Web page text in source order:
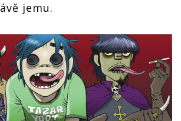
jemu.